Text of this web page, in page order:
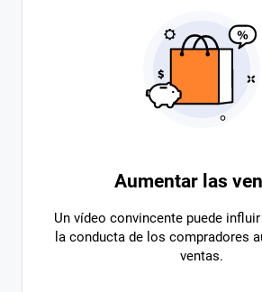
Aumentar las
Un vídeo convincente puede
la conducta de los compradores
ventas.